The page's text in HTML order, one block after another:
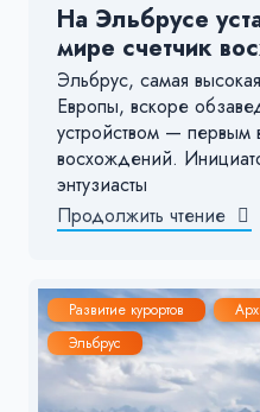
На Эльбрусе
мире счетчик
Эльбрус, самая
Европы, вскоре
устройством — первым
восхождений.
энтузиасты
Продолжить чтение
Развитие курортов
Эльбрус